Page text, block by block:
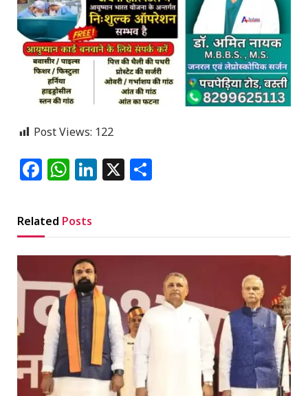
Post Views: 122
Facebook
WhatsApp
LinkedIn
X
Related Posts